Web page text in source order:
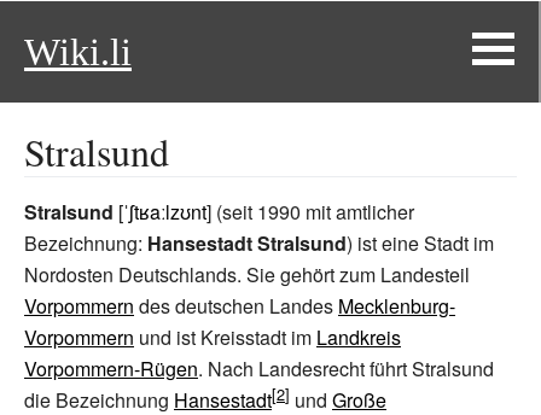
Wiki.li
Stralsund
Stralsund [ˈʃtʁaːlzʊnt] (seit 1990 mit amtlicher
Bezeichnung: Hansestadt Stralsund) ist eine Stadt im
Nordosten Deutschlands. Sie gehört zum Landesteil
Vorpommern des deutschen Landes Mecklenburg-
Vorpommern und ist Kreisstadt im Landkreis
Vorpommern-Rügen. Nach Landesrecht führt Stralsund
die Bezeichnung Hansestadt und Große